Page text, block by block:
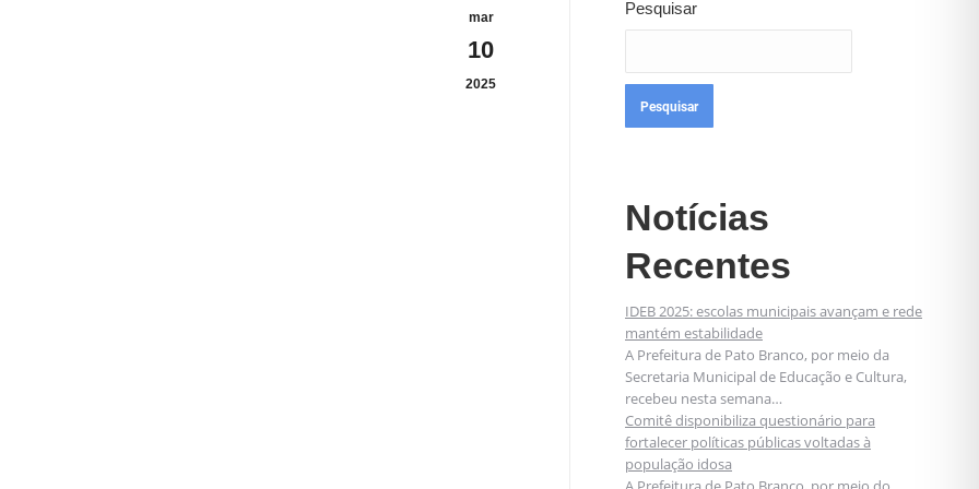
mar
10
2025
Pesquisar
Pesquisar
Notícias
Recentes
IDEB 2025: escolas municipais avançam e rede
mantém estabilidade
A Prefeitura de Pato Branco, por meio da
Secretaria Municipal de Educação e Cultura,
recebeu nesta semana…
Comitê disponibiliza questionário para
fortalecer políticas públicas voltadas à
população idosa